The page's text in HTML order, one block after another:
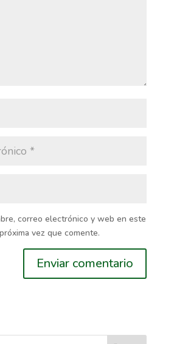
correo electrónico y web en este
vez que comente.